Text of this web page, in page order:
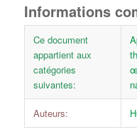
Informations
Ce document
appartient aux
catégories
suivantes:
Auteurs: